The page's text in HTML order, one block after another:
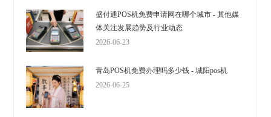
盛付通POS机免费申请网在哪个城市 - 其他媒
体关注发展趋势及行业动态
2026-06-23
青岛POS机免费办理吗多少钱 - 城阳pos机
2026-06-25